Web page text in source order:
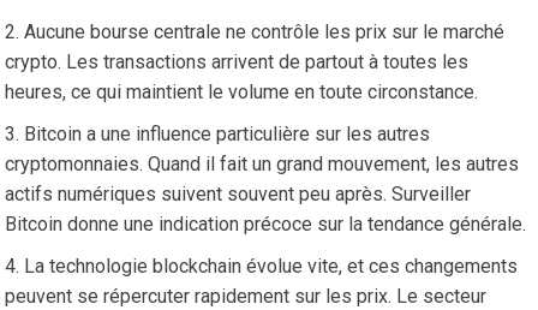
Aucune bourse centrale ne contrôle les prix sur le marché
crypto. Les transactions arrivent de partout à toutes les
heures, ce qui maintient le volume en toute circonstance.
Bitcoin a une influence particulière sur les autres
cryptomonnaies. Quand il fait un grand mouvement, les autres
actifs numériques suivent souvent peu après. Surveiller
Bitcoin donne une indication précoce sur la tendance générale.
La technologie blockchain évolue vite, et ces changements
peuvent se répercuter rapidement sur les prix. Le secteur